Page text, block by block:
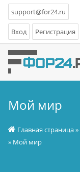
support@for24.ru
Вход Регистрация
Мой мир
Главная страница»
» Мой мир